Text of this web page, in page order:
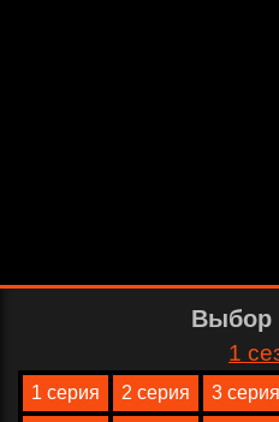
Выбор
1
1 серия 2 серия 3 серия